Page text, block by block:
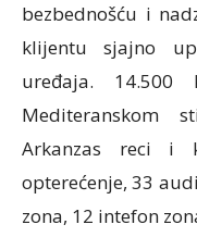
bezbednošću i
klijentu sjajno
uređaja.
Mediteranskom
Arkanzas reci i
opterećenje, 33
zona, 12 intefon